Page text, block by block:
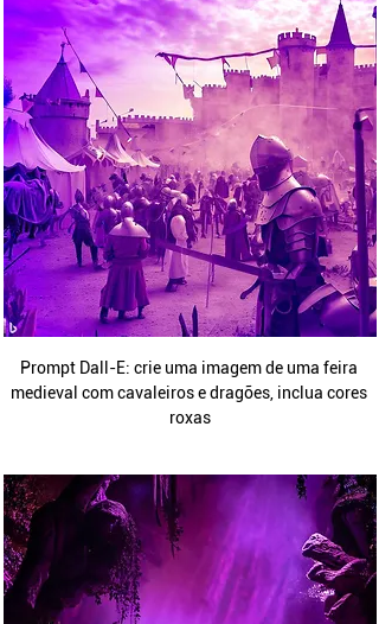
Prompt Dall-E: crie uma imagem de uma feira
medieval com cavaleiros e dragões, inclua cores
roxas